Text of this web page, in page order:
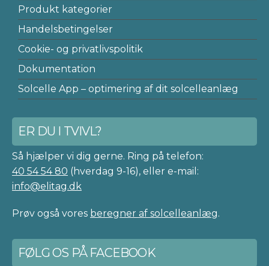
Produkt kategorier
Handelsbetingelser
Cookie- og privatlivspolitik
Dokumentation
Solcelle App – optimering af dit solcelleanlæg
ER DU I TVIVL?
Så hjælper vi dig gerne. Ring på telefon:
40 54 54 80 (hverdag 9-16), eller e-mail:
info@elitag.dk
Prøv også vores beregner af solcelleanlæg.
FØLG OS PÅ FACEBOOK